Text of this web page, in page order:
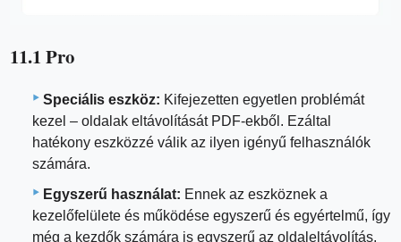
11.1 Pro
Speciális eszköz: Kifejezetten egyetlen problémát
kezel – oldalak eltávolítását PDF-ekből. Ezáltal
hatékony eszközzé válik az ilyen igényű felhasználók
számára.
Egyszerű használat: Ennek az eszköznek a
kezelőfelülete és működése egyszerű és egyértelmű, így
még a kezdők számára is egyszerű az oldaleltávolítás.